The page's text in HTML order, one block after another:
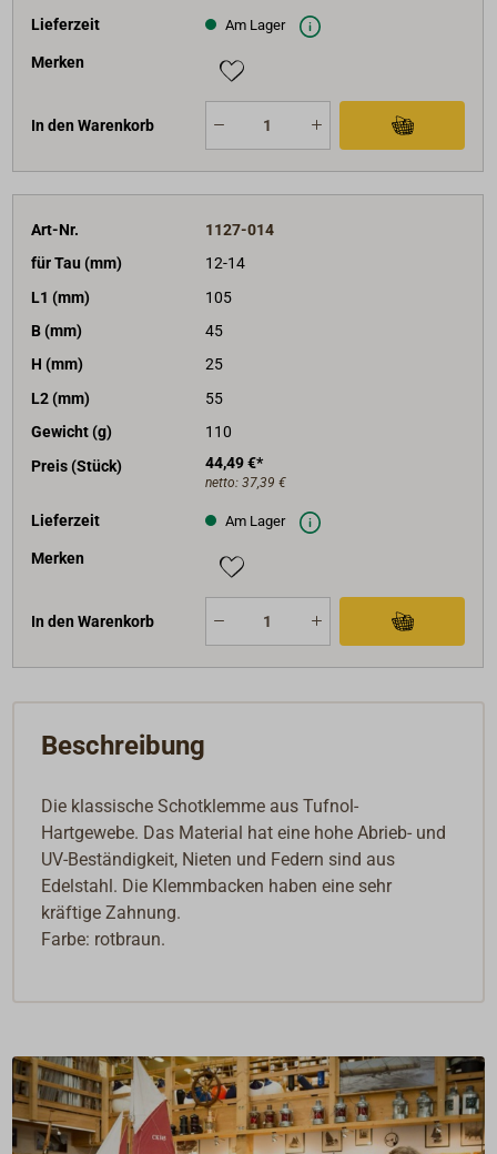
Lieferzeit Am Lager
Merken
In den Warenkorb
Art-Nr.
1127-014
für Tau (mm)
12-14
L1 (mm)
105
B (mm)
45
H (mm)
25
L2 (mm)
55
Gewicht (g)
110
Preis (Stück)
44,49 €*
netto: 37,39 €
Lieferzeit Am Lager
Merken
In den Warenkorb
Beschreibung
Die klassische Schotklemme aus Tufnol-
Hartgewebe. Das Material hat eine hohe Abrieb- und
UV-Beständigkeit, Nieten und Federn sind aus
Edelstahl. Die Klemmbacken haben eine sehr
kräftige Zahnung.
Farbe: rotbraun.